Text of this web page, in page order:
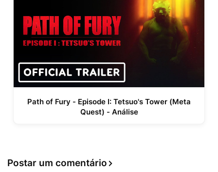
Path of Fury - Episode I: Tetsuo's Tower (Meta
Quest) - Análise
Postar um comentário